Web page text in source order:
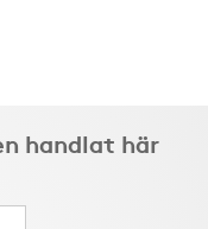
handlat här